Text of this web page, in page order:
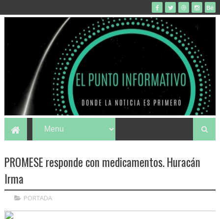
PROMESE responde con medicamentos. Huracán
Irma
PORTADA